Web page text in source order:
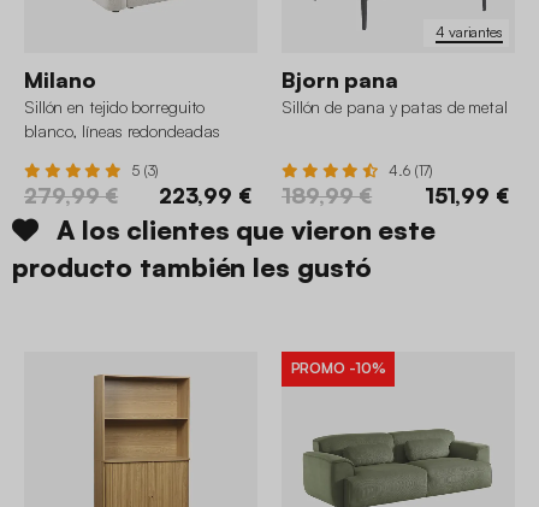
Milano
Sillón en tejido borreguito
blanco, líneas redondeadas
5 (3)
279,99 € 223,99 €
4 variantes
Bjorn pana
Sillón de pana y patas de metal
4.6 (17)
189,99 € 151,99 €
A los clientes que vieron este
producto también les gustó
PROMO -10%